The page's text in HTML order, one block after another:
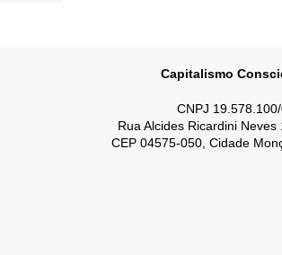
Capitalismo
CNPJ
Rua Alcides Ricardini Neves
CEP 04575-050, Cidade